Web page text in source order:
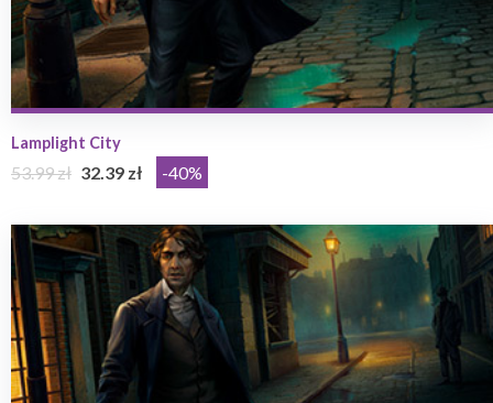
Lamplight City
53.99 zł 32.39 zł -40%